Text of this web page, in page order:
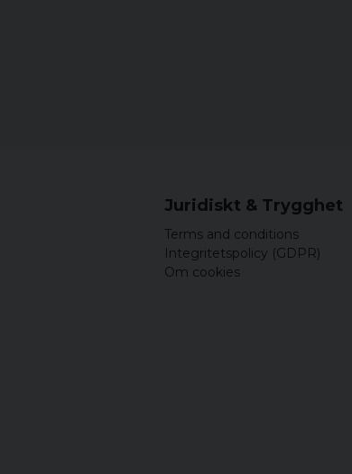
Juridiskt & Trygghet
Terms and conditions
Integritetspolicy (GDPR)
Om cookies